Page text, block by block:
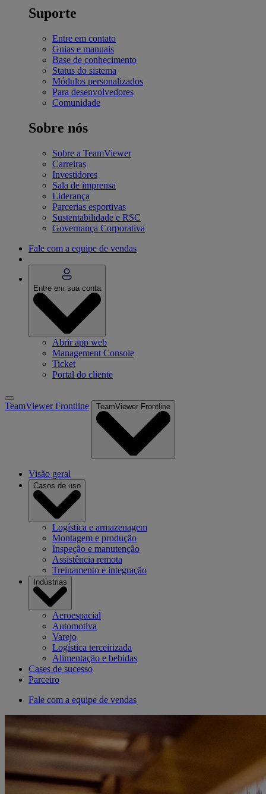
Suporte
Entre em contato
Guias e manuais
Base de conhecimento
Status do sistema
Módulos personalizados
Para desenvolvedores
Comunidade
Sobre nós
Sobre a TeamViewer
Carreiras
Investidores
Sala de imprensa
Liderança
Parcerias esportivas
Sustentabilidade e RSC
Governança Corporativa
Fale com a equipe de vendas
Entre em sua conta
Abrir app web
Management Console
Ticket
Portal do cliente
TeamViewer Frontline TeamViewer Frontline
Visão geral
Casos de uso
Logística e armazenagem
Montagem e produção
Inspeção e manutenção
Assistência remota
Treinamento e integração
Indústrias
Aeroespacial
Automotiva
Varejo
Logística terceirizada
Alimentação e bebidas
Cases de sucesso
Parceiro
Fale com a equipe de vendas